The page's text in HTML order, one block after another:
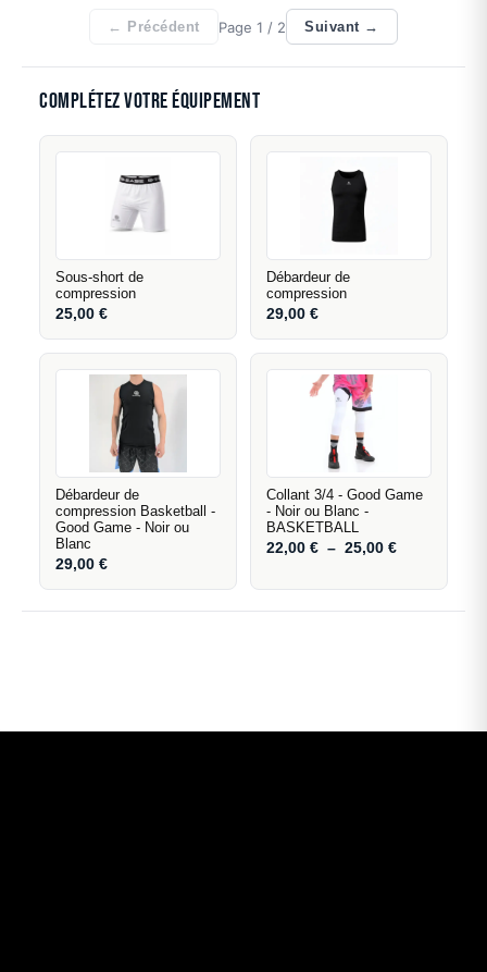
← Précédent Page1 / 2 Suivant →
Complétez votre équipement
Sous-short de
compression
25,00€
Débardeur de
compression
29,00€
Débardeur de
compression Basketball -
Good Game - Noir ou
Blanc
29,00€
Collant 3/4 - Good Game
- Noir ou Blanc -
BASKETBALL
22,00€ – 25,00€